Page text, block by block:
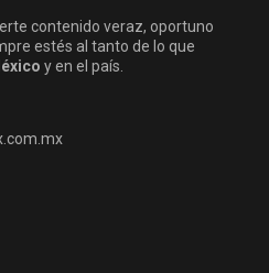
contenido veraz, oportuno
estés al tanto de lo que
y en el país.